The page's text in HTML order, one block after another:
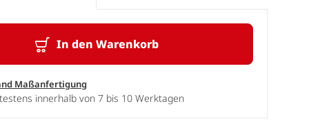
In den Warenkorb
Maßanfertigung
innerhalb von 7 bis 10 Werktagen